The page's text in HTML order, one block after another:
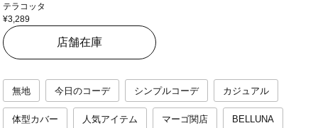
テラコッタ
¥3,289
店舗在庫
無地 今日のコーデ シンプルコーデ カジュアル
体型カバー 人気アイテム マーゴ関店 BELLUNA